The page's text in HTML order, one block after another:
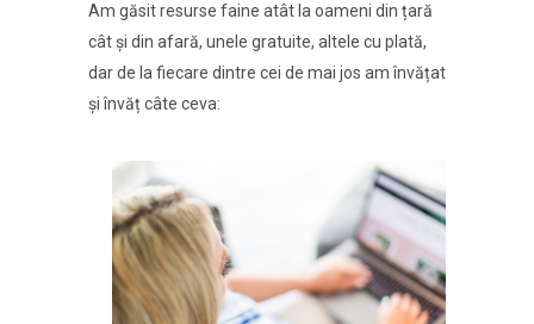
Am găsit resurse faine atât la oameni din țară
cât și din afară, unele gratuite, altele cu plată,
dar de la fiecare dintre cei de mai jos am învățat
și învăț câte ceva: